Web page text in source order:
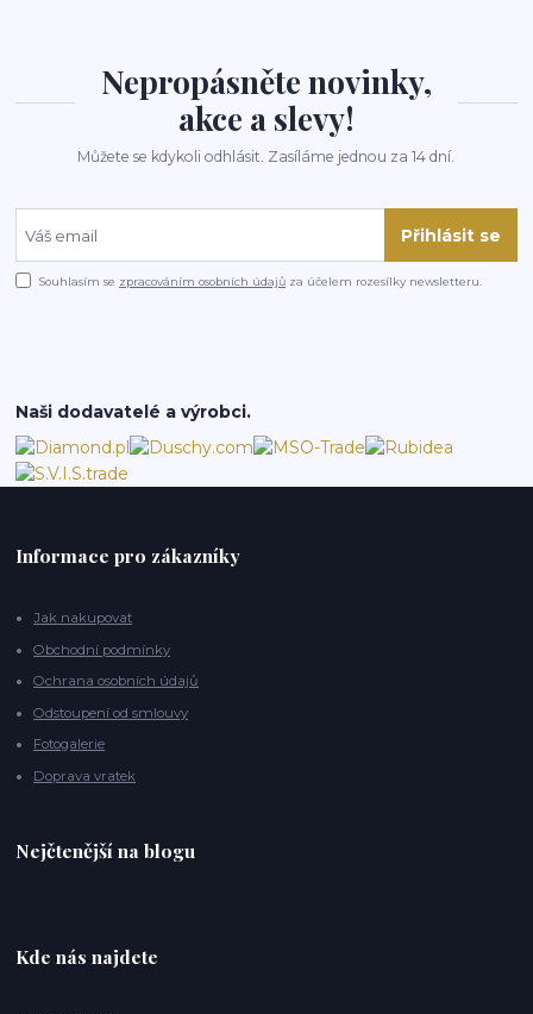
Nepropásněte novinky,
akce a slevy!
Můžete se kdykoli odhlásit. Zasíláme jednou za 14 dní.
Přihlásit se
Souhlasím se zpracováním osobních údajů za účelem rozesílky newsletteru.
Naši dodavatelé a výrobci.
Informace pro zákazníky
Jak nakupovat
Obchodní podmínky
Ochrana osobních údajů
Odstoupení od smlouvy
Fotogalerie
Doprava vratek
Nejčtenější na blogu
Kde nás najdete